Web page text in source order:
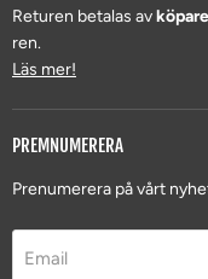
Returen betalas av
ren.
Läs mer!
PREMNUMERERA
Prenumerera på vårt
Email